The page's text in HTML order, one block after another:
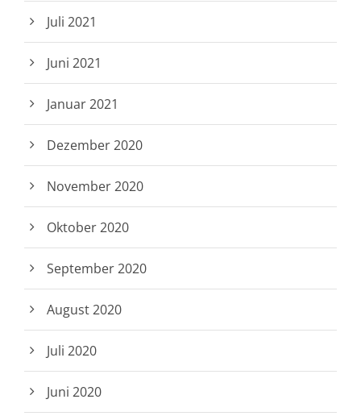
Juli 2021
Juni 2021
Januar 2021
Dezember 2020
November 2020
Oktober 2020
September 2020
August 2020
Juli 2020
Juni 2020